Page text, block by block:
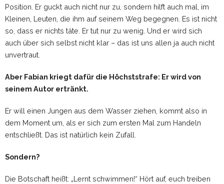
Position. Er guckt auch nicht nur zu, sondern hilft auch mal, im
Kleinen, Leuten, die ihm auf seinem Weg begegnen. Es ist nicht
so, dass er nichts täte. Er tut nur zu wenig. Und er wird sich
auch über sich selbst nicht klar – das ist uns allen ja auch nicht
unvertraut.
Aber Fabian kriegt dafür die Höchststrafe: Er wird von
seinem Autor ertränkt.
Er will einen Jungen aus dem Wasser ziehen, kommt also in
dem Moment um, als er sich zum ersten Mal zum Handeln
entschließt. Das ist natürlich kein Zufall.
Sondern?
Die Botschaft heißt: „Lernt schwimmen!“ Hört auf, euch treiben